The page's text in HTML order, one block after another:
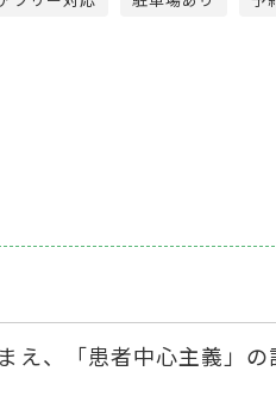
え、「患者中心主義」の